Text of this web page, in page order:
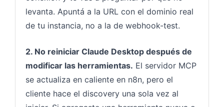
levanta. Apuntá a la URL con el dominio real
de tu instancia, no a la de webhook-test.
2. No reiniciar Claude Desktop después de
modificar las herramientas. El servidor MCP
se actualiza en caliente en n8n, pero el
cliente hace el discovery una sola vez al